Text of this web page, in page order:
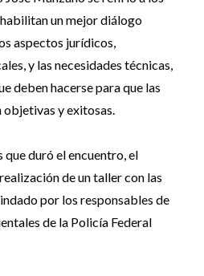
un mejor diálogo
aspectos jurídicos,
y las necesidades técnicas,
deben hacerse para que las
objetivas y exitosas.
que duró el encuentro, el
de un taller con las
por los responsables de
de la Policía Federal